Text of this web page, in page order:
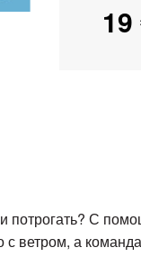
19
и потрогать? С
с ветром, а